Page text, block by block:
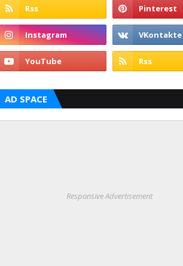
AD SPACE
Responsive Advertisement